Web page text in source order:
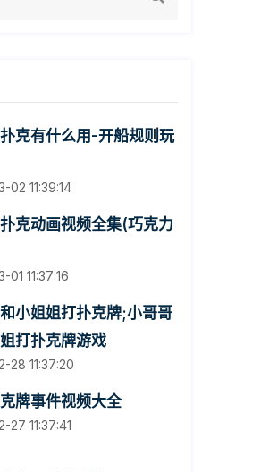
克有什么用-开船规则玩
02 11:39:14
克动画视频全集(巧克力
01 11:37:16
小姐姐打扑克牌;小哥哥
打扑克牌游戏
28 11:37:20
牌事件视频大全
27 11:37:41